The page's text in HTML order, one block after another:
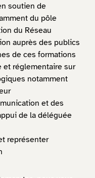
soutien de
du pôle
du Réseau
auprès des publics
de ces formations
et réglementaire sur
notamment
et des
de la déléguée
représenter